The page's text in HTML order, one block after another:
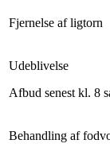
Fjernelse af ligtorn
Udeblivelse
Afbud senest kl. 8
Behandling af